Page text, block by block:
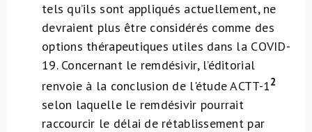
tels qu’ils sont appliqués actuellement, ne
devraient plus être considérés comme des
options thérapeutiques utiles dans la COVID-
19. Concernant le remdésivir, l’éditorial
renvoie à la conclusion de l'étude ACTT-12
selon laquelle le remdésivir pourrait
raccourcir le délai de rétablissement par